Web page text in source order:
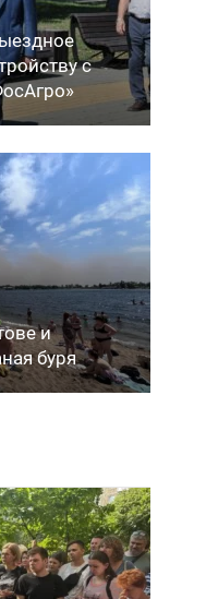
с
и
буря